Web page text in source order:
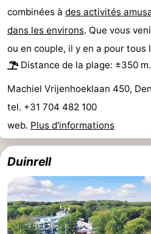
Points
vue
Attractions
Croisières
-
Divertissement
-
Terrains
de
jeux
-
Aires
de
Villages
&
Nature
combinées à des activités
dans les environs. Que vous
ou en couple, il y en a pour tous
Distance de la plage: ±350 m.
Machiel Vrijenhoeklaan 450,
tel. +31 704 482 100
web. Plus d'informations
Duinrell